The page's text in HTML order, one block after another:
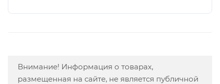
Внимание! Информация о товарах,
размещенная на сайте, не является публичной